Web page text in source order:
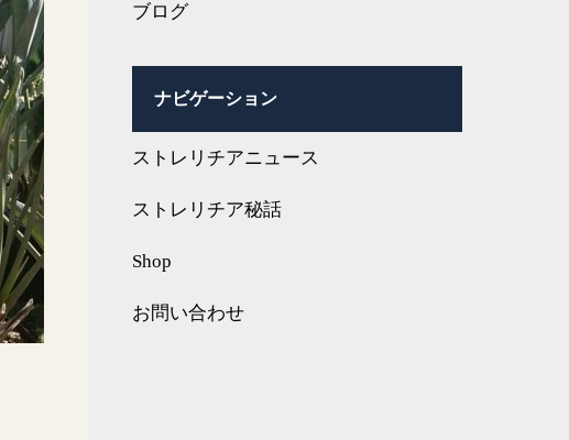
ブログ
ナビゲーション
ストレリチアニュース
ストレリチア秘話
Shop
お問い合わせ